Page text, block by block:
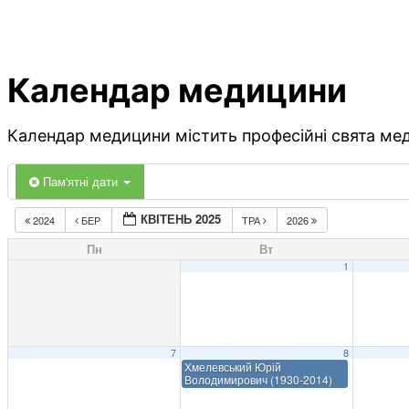
Календар медицини
Календар медицини містить професійні свята
Пам'ятні дати
2024 БЕР КВІТЕНЬ 2025 ТРА 2026
Пн Вт
1
7 8
Хмелевський Юрій
Володимирович (1930-2014)